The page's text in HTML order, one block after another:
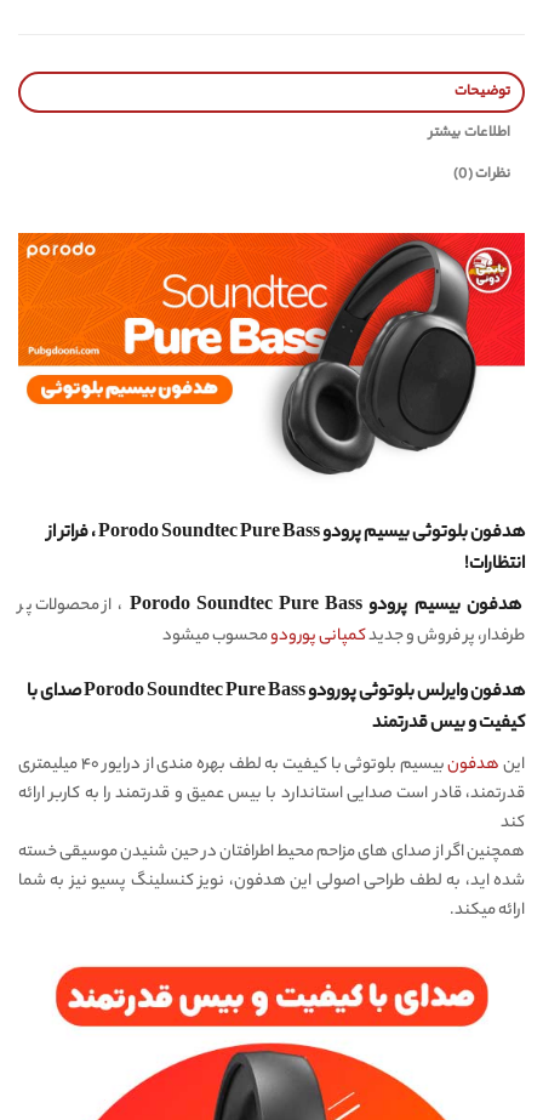
توضیحات
اطلاعات بیشتر
نظرات (0)
هدفون بلوتوثی بیسیم پرودو Porodo Soundtec Pure Bass ، فراتر از
انتظارات!
هدفون بیسیم پرودو Porodo Soundtec Pure Bass
، از محصولات پر
طرفدار، پر فروش و جدیدکمپانی پورودومحسوب میشود
هدفون وایرلس بلوتوثی پورودو Porodo Soundtec Pure Bass صدای با
کیفیت و بیس قدرتمند
اینهدفون
بیسیم بلوتوثی با کیفیت به لطف بهره مندی از درایور ۴۰ میلیمتری
قدرتمند، قادر است صدایی استاندارد با بیس عمیق و قدرتمند را به کاربر ارائه
کند
همچنین اگر از صدای های مزاحم محیط اطرافتان در حین شنیدن موسیقی خسته
شده اید، به لطف طراحی اصولی این هدفون، نویز کنسلینگ پسیو نیز به شما
ارائه میکند.